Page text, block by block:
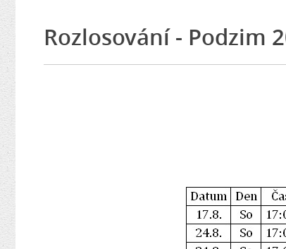
Rozlosování - Podzim